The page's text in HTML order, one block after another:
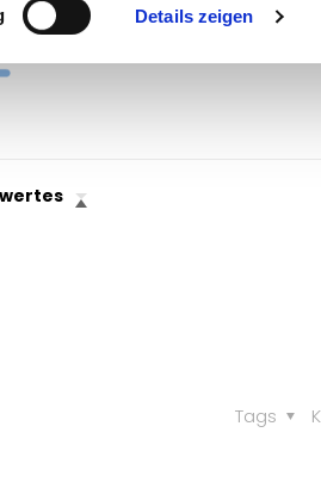
Details zeigen
Tags